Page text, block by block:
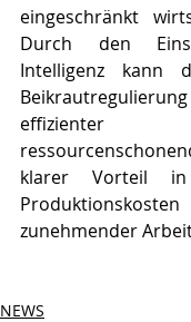
eingeschränkt
Durch den
Intelligenz kann
klarer Vorteil
zunehmender
NEWS